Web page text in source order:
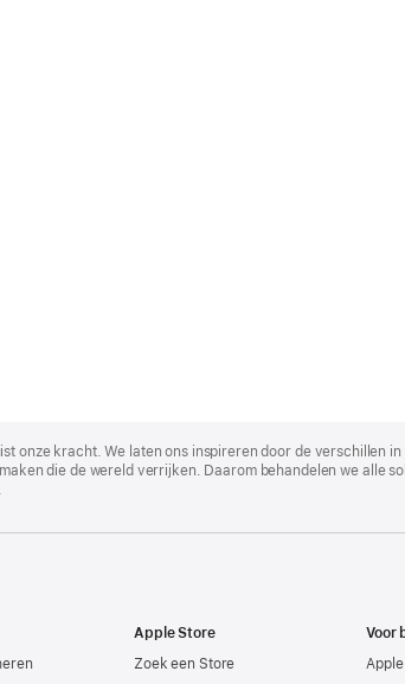
onze kracht. We laten ons inspireren door de verschillen
die de wereld verrijken. Daarom behandelen we alle
Apple Store
Zoek een Store
Voor